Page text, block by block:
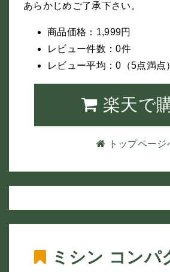
あらかじめご了承下さい。
商品価格：1,999円
レビュー件数：0件
レビュー平均：0（5点満点）
楽天で
トップページ
ミシン コンパ